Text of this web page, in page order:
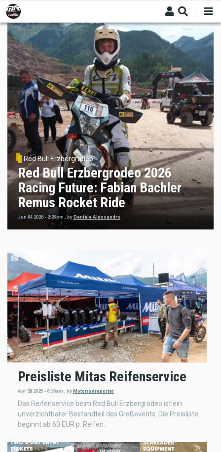
Skip
to
main
content
Red Bull Erzbergrodeo
Red Bull Erzbergrodeo 2026
Racing Future: Fabian Bachler
Remus Rocket Ride
Jun 04 2026 - 2:29pm byDaniele Alessandro
Preisliste Mitas Reifenservice
Apr 28 2025 - 6:36am , by Motorradreporter
Das Reifenservice beim Red Bull Erzbergrodeo ist ein
unverzichtbarer Bestandteil des Großevents. Die Preisliste
beginnt ab 60 EUR p. Reifen.